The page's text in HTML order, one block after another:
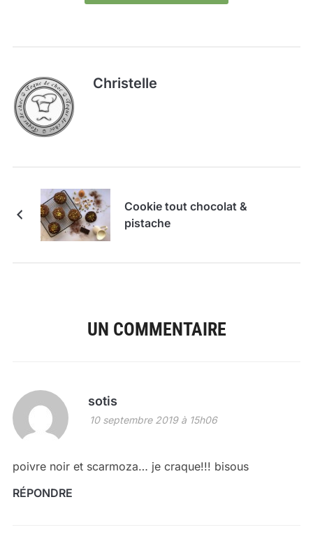
Christelle
Cookie tout chocolat &
pistache
UN COMMENTAIRE
sotis
10 septembre 2019 à 15h06
poivre noir et scarmoza… je craque!!! bisous
RÉPONDRE